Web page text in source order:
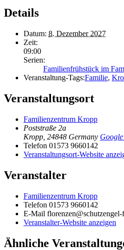
Details
Datum: 8. Dezember 2027
Zeit:
09:00
Serien:
Familienfrühstück im
Veranstaltung-Tags:Familie,
Veranstaltungsort
Familienzentrum Kropp
Poststraße 2a
Kropp 24848 Germany
Telefon 01573 9660142
Veranstaltungsort-Website
Veranstalter
Familienzentrum Kropp
Telefon 01573 9660142
E-Mail
Veranstalter-Website anzeigen
Ähnliche